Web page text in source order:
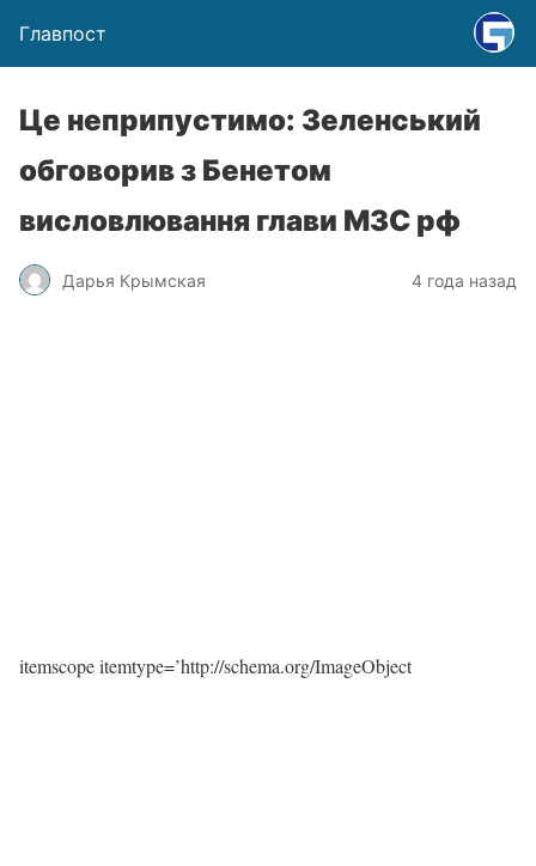
Главпост
Це неприпустимо: Зеленський
обговорив з Бенетом
висловлювання глави МЗС рф
Дарья Крымская 4 года назад
itemscope itemtype=’http://schema.org/ImageObject